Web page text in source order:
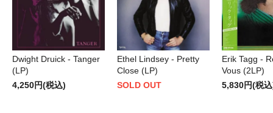
Dwight Druick - Tanger
(LP)
4,250円(税込)
Ethel Lindsey - Pretty
Close (LP)
SOLD OUT
Erik Tagg -
Vous (2LP)
5,830円(税